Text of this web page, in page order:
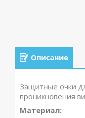
Описание
Защитные очки
проникновения
Материал: